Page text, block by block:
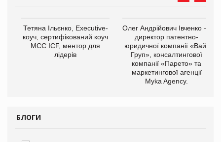
Тетяна Ільєнко, Executive-
коуч, сертифікований коуч
МСС ICF, ментор для
лідерів
Олег Андрійович Івченко —
директор патентно-
юридичної компанії «Вайз
Груп», консалтингової
компанії «Парето» та
маркетингової агенції
Myka Agency.
БЛОГИ